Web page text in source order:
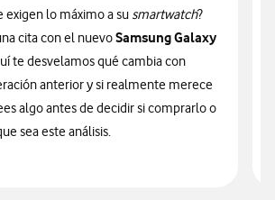
exigen lo máximo a su smartwatch?
cita con el nuevoSamsung Galaxy
te desvelamos qué cambia con
anterior y si realmente merece
algo antes de decidir si comprarlo o
sea este análisis.